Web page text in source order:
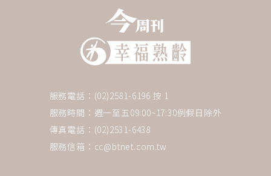
服務電話：(02)2581-6196 按 1
服務時間：週一至五09:00~17:30例假日除外
傳真電話：(02)2531-6438
服務信箱： cc@btnet.com.tw